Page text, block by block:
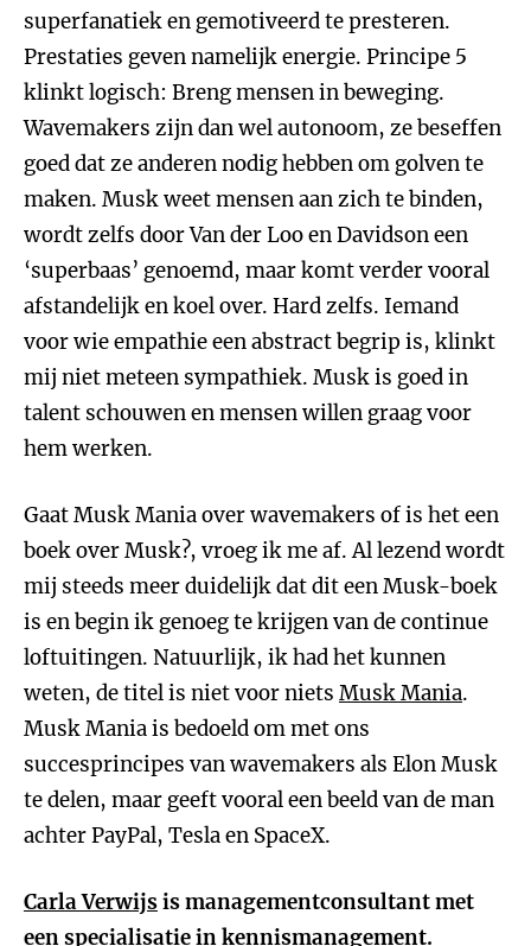
superfanatiek en gemotiveerd te presteren.
Prestaties geven namelijk energie. Principe 5
klinkt logisch: Breng mensen in beweging.
Wavemakers zijn dan wel autonoom, ze beseffen
goed dat ze anderen nodig hebben om golven te
maken. Musk weet mensen aan zich te binden,
wordt zelfs door Van der Loo en Davidson een
‘superbaas’ genoemd, maar komt verder vooral
afstandelijk en koel over. Hard zelfs. Iemand
voor wie empathie een abstract begrip is, klinkt
mij niet meteen sympathiek. Musk is goed in
talent schouwen en mensen willen graag voor
hem werken.
Gaat Musk Mania over wavemakers of is het een
boek over Musk?, vroeg ik me af. Al lezend wordt
mij steeds meer duidelijk dat dit een Musk-boek
is en begin ik genoeg te krijgen van de continue
loftuitingen. Natuurlijk, ik had het kunnen
weten, de titel is niet voor niets Musk Mania.
Musk Mania is bedoeld om met ons
succesprincipes van wavemakers als Elon Musk
te delen, maar geeft vooral een beeld van de man
achter PayPal, Tesla en SpaceX.
Carla Verwijsis managementconsultant met
een specialisatie in kennismanagement.